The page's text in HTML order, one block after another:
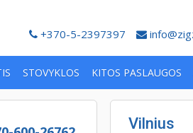
+370-5-2397397
STOVYKLOS KITOS PASLAUGOS
Vilnius